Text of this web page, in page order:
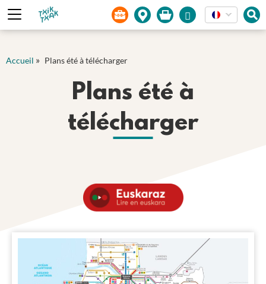
Panneau de gestion des cookies
Accueil » Plans été à télécharger
Plans été à
télécharger